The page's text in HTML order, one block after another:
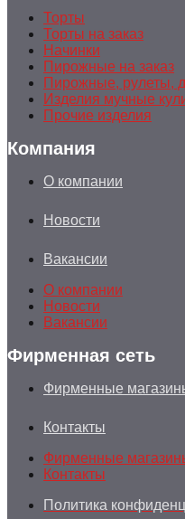
Торты
Торты на заказ
Начинки
Пирожные на заказ
Пирожные, рулеты,
Изделия мучные
Прочие изделия
Компания
О компании
Новости
Вакансии
О компании
Новости
Вакансии
Фирменная сеть
Фирменные
Контакты
Фирменные
Контакты
Политика